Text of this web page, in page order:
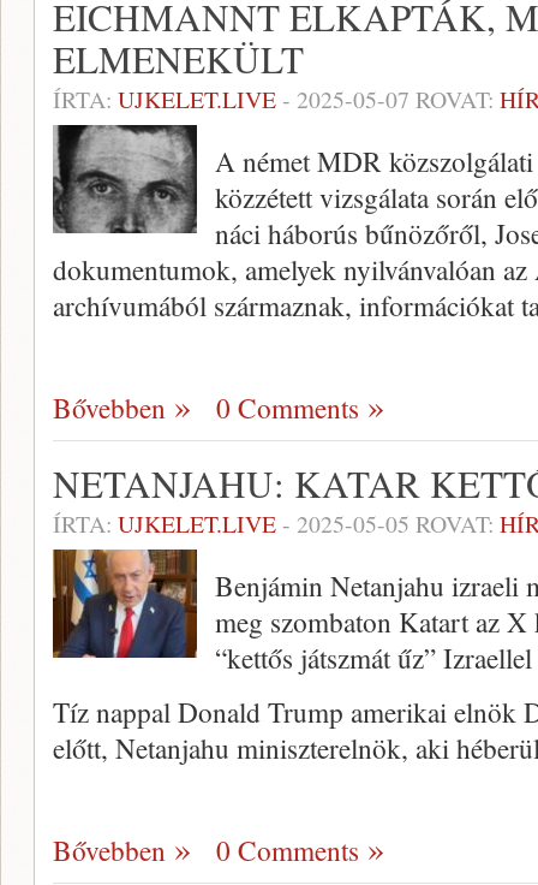
EICHMANNT ELKAPTÁK,
ELMENEKÜLT
ÍRTA: UJKELET.LIVE- 2025-05-07 ROVAT:
A német MDR
közzétett vizsgálata során
náci háborús bűnözőről,
dokumentumok, amelyek nyilvánvalóan
archívumából származnak, információkat
Bővebben 0 Comments
NETANJAHU: KATAR
ÍRTA: UJKELET.LIVE- 2025-05-05 ROVAT:
Benjámin Netanjahu izraeli
meg szombaton Katart az
“kettős játszmát űz”
Tíz nappal Donald Trump amerikai elnök
előtt, Netanjahu miniszterelnök, aki
Bővebben 0 Comments